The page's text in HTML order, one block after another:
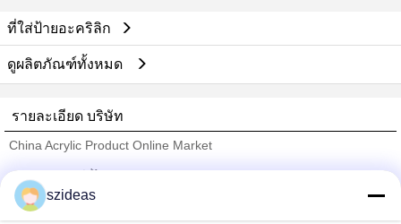
ที่ใส่ป้ายอะคริลิก
ดูผลิตภัณฑ์ทั้งหมด
รายละเอียด บริษัท
China Acrylic Product Online Market
Trust Seal
szideas